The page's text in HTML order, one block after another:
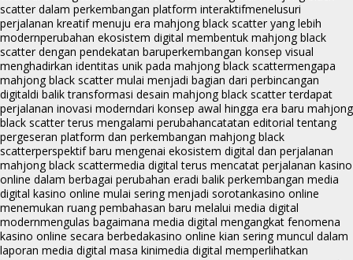
scatter dalam perkembangan platform interaktifmenelusuri
perjalanan kreatif menuju era mahjong black scatter yang lebih
modernperubahan ekosistem digital membentuk mahjong black
scatter dengan pendekatan baruperkembangan konsep visual
menghadirkan identitas unik pada mahjong black scattermengapa
mahjong black scatter mulai menjadi bagian dari perbincangan
digitaldi balik transformasi desain mahjong black scatter terdapat
perjalanan inovasi moderndari konsep awal hingga era baru mahjong
black scatter terus mengalami perubahancatatan editorial tentang
pergeseran platform dan perkembangan mahjong black
scatterperspektif baru mengenai ekosistem digital dan perjalanan
mahjong black scattermedia digital terus mencatat perjalanan kasino
online dalam berbagai perubahan eradi balik perkembangan media
digital kasino online mulai sering menjadi sorotankasino online
menemukan ruang pembahasan baru melalui media digital
modernmengulas bagaimana media digital mengangkat fenomena
kasino online secara berbedakasino online kian sering muncul dalam
laporan media digital masa kinimedia digital memperlihatkan